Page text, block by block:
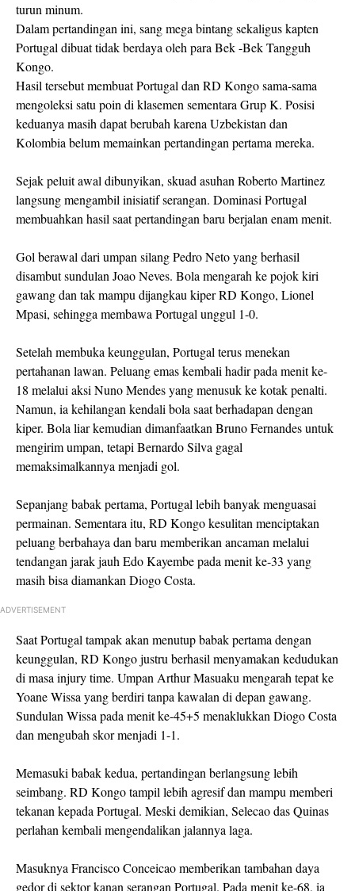
turun minum.
Dalam pertandingan ini, sang mega bintang sekaligus kapten
Portugal dibuat tidak berdaya oleh para Bek -Bek Tangguh
Kongo.
Hasil tersebut membuat Portugal dan RD Kongo sama-sama
mengoleksi satu poin di klasemen sementara Grup K. Posisi
keduanya masih dapat berubah karena Uzbekistan dan
Kolombia belum memainkan pertandingan pertama mereka.
Sejak peluit awal dibunyikan, skuad asuhan Roberto Martinez
langsung mengambil inisiatif serangan. Dominasi Portugal
membuahkan hasil saat pertandingan baru berjalan enam menit.
Gol berawal dari umpan silang Pedro Neto yang berhasil
disambut sundulan Joao Neves. Bola mengarah ke pojok kiri
gawang dan tak mampu dijangkau kiper RD Kongo, Lionel
Mpasi, sehingga membawa Portugal unggul 1-0.
Setelah membuka keunggulan, Portugal terus menekan
pertahanan lawan. Peluang emas kembali hadir pada menit ke-
18 melalui aksi Nuno Mendes yang menusuk ke kotak penalti.
Namun, ia kehilangan kendali bola saat berhadapan dengan
kiper. Bola liar kemudian dimanfaatkan Bruno Fernandes untuk
mengirim umpan, tetapi Bernardo Silva gagal
memaksimalkannya menjadi gol.
Sepanjang babak pertama, Portugal lebih banyak menguasai
permainan. Sementara itu, RD Kongo kesulitan menciptakan
peluang berbahaya dan baru memberikan ancaman melalui
tendangan jarak jauh Edo Kayembe pada menit ke-33 yang
masih bisa diamankan Diogo Costa.
ADVERTISEMENT
Saat Portugal tampak akan menutup babak pertama dengan
keunggulan, RD Kongo justru berhasil menyamakan kedudukan
di masa injury time. Umpan Arthur Masuaku mengarah tepat ke
Yoane Wissa yang berdiri tanpa kawalan di depan gawang.
Sundulan Wissa pada menit ke-45+5 menaklukkan Diogo Costa
dan mengubah skor menjadi 1-1.
Memasuki babak kedua, pertandingan berlangsung lebih
seimbang. RD Kongo tampil lebih agresif dan mampu memberi
tekanan kepada Portugal. Meski demikian, Selecao das Quinas
perlahan kembali mengendalikan jalannya laga.
Masuknya Francisco Conceicao memberikan tambahan daya
gedor di sektor kanan serangan Portugal. Pada menit ke-68, ia